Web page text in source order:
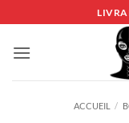
au
contenu
ACCUEIL /